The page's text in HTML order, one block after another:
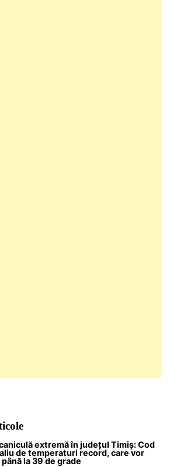
extremă în județul Timiș: Cod
de temperaturi record, care vor
la 39 de grade